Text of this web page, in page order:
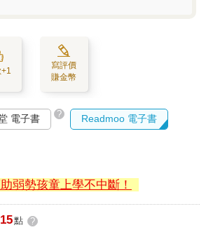
寫評價
賺金幣
電子書 ? Readmoo 電子書
弱勢孩童上學不中斷！
15點 ?